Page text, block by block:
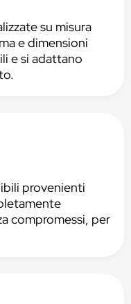
su misura
e dimensioni
e si adattano
provenienti
compromessi, per